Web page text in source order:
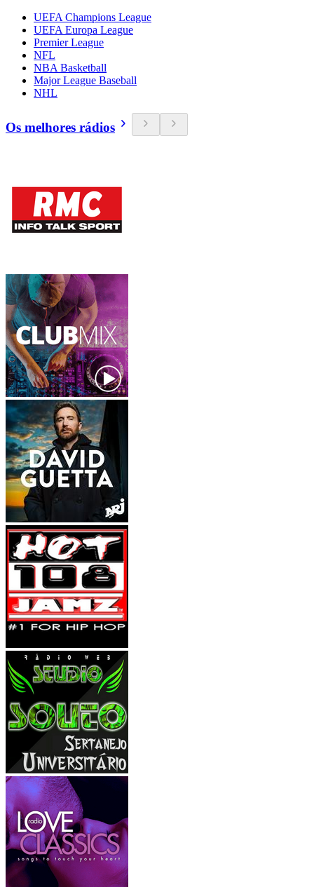
UEFA Champions League
UEFA Europa League
Premier League
NFL
NBA Basketball
Major League Baseball
NHL
Os melhores rádios